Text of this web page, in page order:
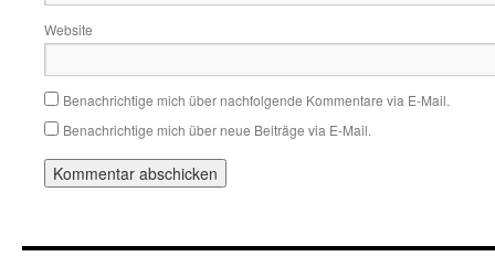
Website
Benachrichtige mich über nachfolgende Kommentare via E-Mail.
Benachrichtige mich über neue Beiträge via E-Mail.